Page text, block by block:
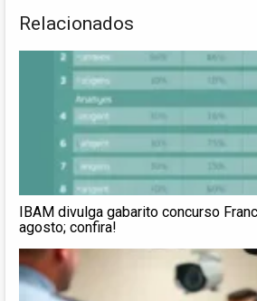
Relacionados
IBAM divulga gabarito concurso
agosto; confira!